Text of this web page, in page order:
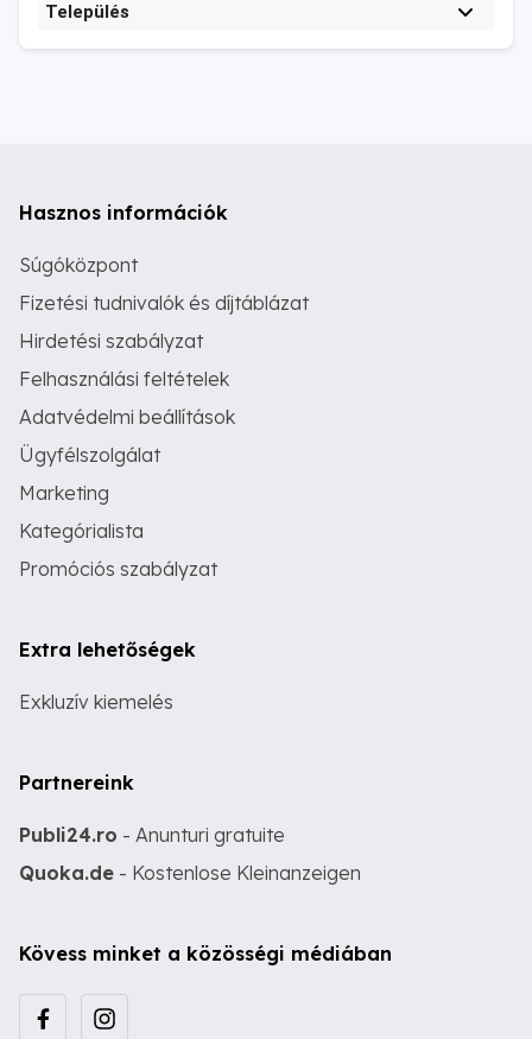
Település
Hasznos információk
Súgóközpont
Fizetési tudnivalók és díjtáblázat
Hirdetési szabályzat
Felhasználási feltételek
Adatvédelmi beállítások
Ügyfélszolgálat
Marketing
Kategórialista
Promóciós szabályzat
Extra lehetőségek
Exkluzív kiemelés
Partnereink
Publi24.ro - Anunturi gratuite
Quoka.de - Kostenlose Kleinanzeigen
Kövess minket a közösségi médiában